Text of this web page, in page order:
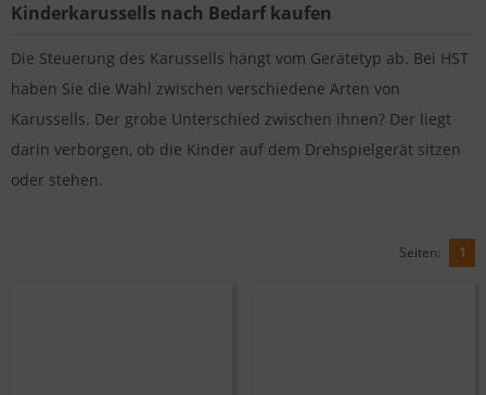
Kinderkarussells nach Bedarf kaufen
Die Steuerung des Karussells hängt vom Gerätetyp ab. Bei HST
haben Sie die Wahl zwischen verschiedene Arten von
Karussells. Der grobe Unterschied zwischen ihnen? Der liegt
darin verborgen, ob die Kinder auf dem Drehspielgerät sitzen
oder stehen.
Seiten: 1